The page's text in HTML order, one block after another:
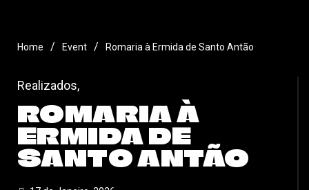
Home / Event / Romaria à Ermida de Santo Antão
Realizados,
ROMARIA À
ERMIDA DE
SANTO ANTÃO